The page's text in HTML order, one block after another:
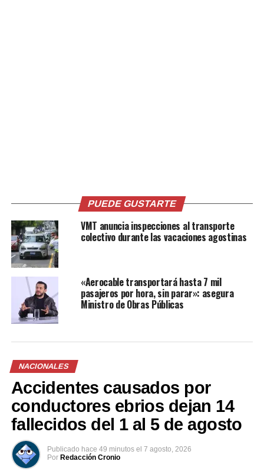
Sancionamos
diferentes unidades,
por:
Alza ilegal a la tarifa.
No portar
documentos en regla.
favor de la población
usuaria.
#PlanNavidad2020
pic.twitter.com/
— VMT (@VMTElSalvador)
PUEDE GUSTARTE
VMT anuncia inspecciones al transporte
colectivo durante las vacaciones agostinas
«Aerocable transportará hasta 7 mil
pasajeros por hora, sin parar»: asegura
Ministro de Obras Públicas
NACIONALES
Accidentes causados por
conductores ebrios dejan 14
fallecidos del 1 al 5 de agosto
Publicado hace 49 minutos el 7 agosto, 2026
Por Redacción Cronio